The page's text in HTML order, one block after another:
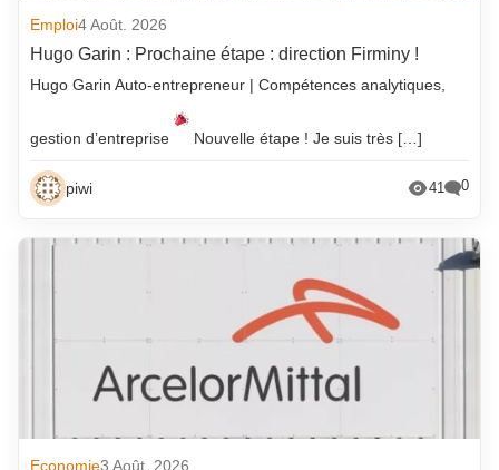
Emploi4 Août. 2026
Hugo Garin : Prochaine étape : direction Firminy !
Hugo Garin Auto-entrepreneur | Compétences analytiques,
gestion d’entreprise Nouvelle étape ! Je suis très […]
piwi 41 0
Economie3 Août. 2026